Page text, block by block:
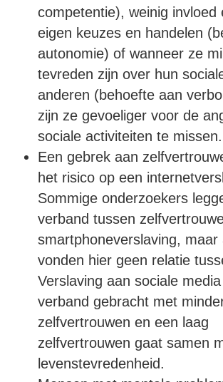
competentie), weinig invloed
eigen keuzes en handelen
autonomie) of wanneer ze
tevreden zijn over hun
anderen (behoefte aan
zijn ze gevoeliger voor de
sociale activiteiten te missen.
Een gebrek aan
het risico op een
Sommige onderzoekers
verband tussen
smartphoneverslaving, maar
vonden hier geen relatie
Verslaving aan sociale
verband gebracht met
zelfvertrouwen en een laag
zelfvertrouwen gaat samen
levenstevredenheid.